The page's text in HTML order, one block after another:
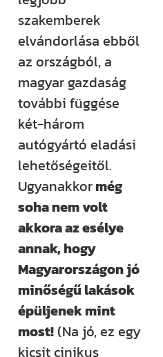
szakemberek
elvándorlása ebből
az országból, a
magyar gazdaság
további függése
két-három
autógyártó eladási
lehetőségeitől.
Ugyanakkormég
soha nem volt
akkora az esélye
annak, hogy
Magyarországon jó
minőségű lakások
épüljenek mint
most!(Na jó, ez egy
kicsit cinikus